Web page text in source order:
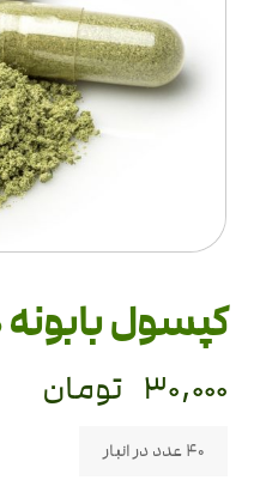
کپسول بابونه 60 عددی
۳۰,۰۰۰ تومان
40 عدد در انبار